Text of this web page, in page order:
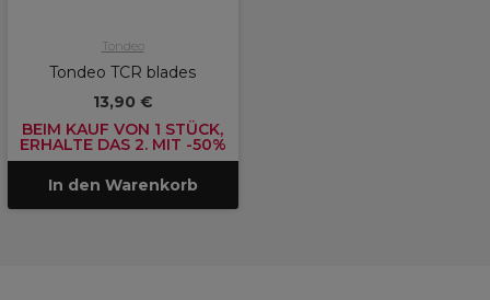
Tondeo
Tondeo TCR blades
13,90 €
BEIM KAUF VON 1 STÜCK,
ERHALTE DAS 2. MIT -50%
In den Warenkorb